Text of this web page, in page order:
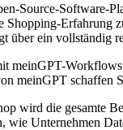
Source-Software-
Shopping-Erfahrung
über ein vollständig
meinGPT-
meinGPT schaffen
wird die gesamte
wie Unternehmen